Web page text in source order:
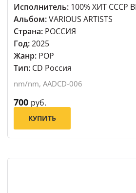
Исполнитель: 100% ХИТ СССР
Альбом:VARIOUS ARTISTS
Страна: РОССИЯ
Год:2025
Жанр: POP
Тип: CD Россия
nm/nm, AADCD-006
700 руб.
КУПИТЬ